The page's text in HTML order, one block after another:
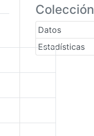
Colección
Datos
Estadísticas